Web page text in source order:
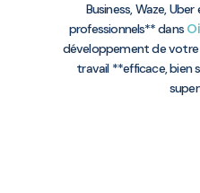
Business, Waze,
professionnels** dans
développement de
travail **efficace,